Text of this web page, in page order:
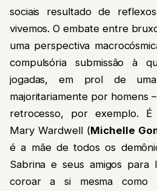
sociais resultado de
vivemos. O embate entre
uma perspectiva
compulsória submissão à
jogadas, em prol de
majoritariamente por homens
retrocesso, por exemplo.
Mary Wardwell (Michelle
é a mãe de todos os
Sabrina e seus amigos
coroar a si mesma